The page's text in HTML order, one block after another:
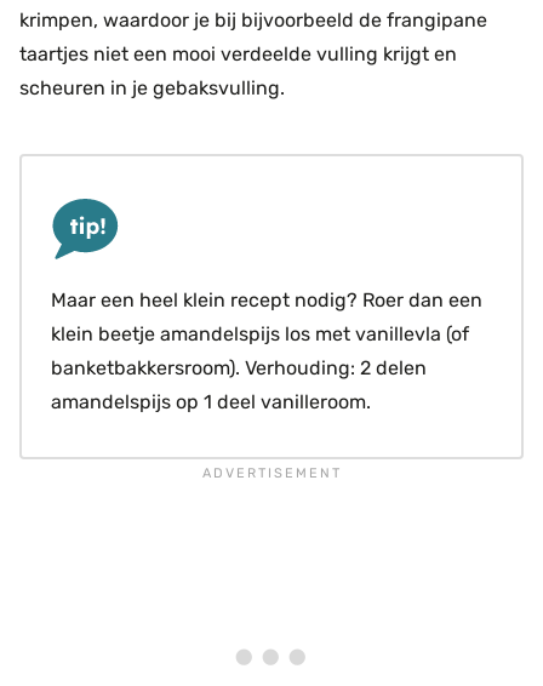
krimpen, waardoor je bij bijvoorbeeld de frangipane
taartjes niet een mooi verdeelde vulling krijgt en
scheuren in je gebaksvulling.
Maar een heel klein recept nodig? Roer dan een
klein beetje amandelspijs los met vanillevla (of
banketbakkersroom). Verhouding: 2 delen
amandelspijs op 1 deel vanilleroom.